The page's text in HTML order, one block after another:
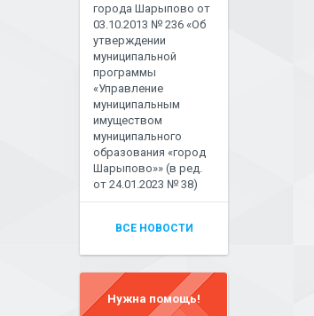
города Шарыпово от
03.10.2013 № 236 «Об
утверждении
муниципальной
программы
«Управление
муниципальным
имуществом
муниципального
образования «город
Шарыпово»» (в ред.
от 24.01.2023 № 38)
ВСЕ НОВОСТИ
Нужна помощь!